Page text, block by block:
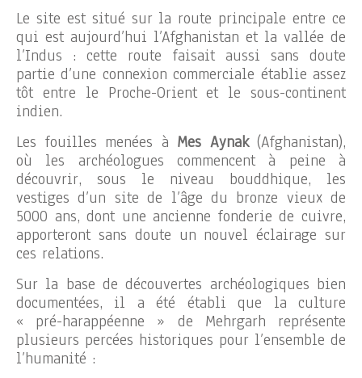
Le site est situé sur la route principale entre ce
qui est aujourd’hui l’Afghanistan et la vallée de
l’Indus : cette route faisait aussi sans doute
partie d’une connexion commerciale établie assez
tôt entre le Proche-Orient et le sous-continent
indien.
Les fouilles menées à Mes Aynak(Afghanistan),
où les archéologues commencent à peine à
découvrir, sous le niveau bouddhique, les
vestiges d’un site de l’âge du bronze vieux de
5000 ans, dont une ancienne fonderie de cuivre,
apporteront sans doute un nouvel éclairage sur
ces relations.
Sur la base de découvertes archéologiques bien
documentées, il a été établi que la culture
« pré-harappéenne » de Mehrgarh représente
plusieurs percées historiques pour l’ensemble de
l’humanité :